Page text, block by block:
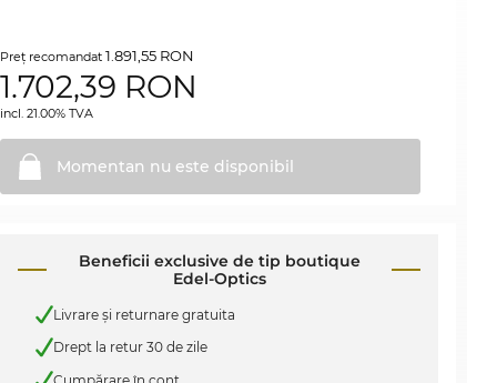
Preţ recomandat1.891,55 RON
1.702,39 RON
incl. 21.00% TVA
Momentan nu este disponibil
Beneficii exclusive de tip boutique
Edel-Optics
Livrare şi returnare gratuita
Drept la retur 30 de zile